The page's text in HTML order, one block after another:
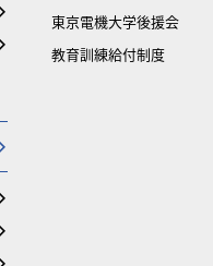
東京電機大学後援会
教育訓練給付制度